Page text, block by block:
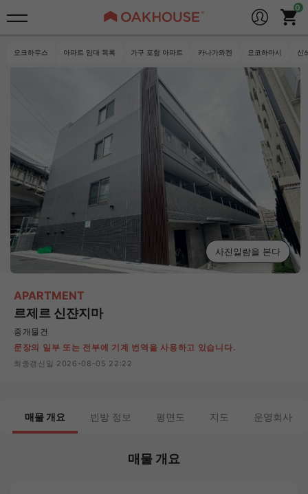
오크하우스 아파트 임대 목록 가구 포함 아파트 카나가와켄 요코하마시 신
사진일람을 본다
APARTMENT
르제르 신쟌지마
중개물건
문장의 일부 또는 전부에 기계 번역을 사용하고 있습니다.
최종갱신일 2026-08-05 22:22
매물 개요 빈방 정보 평면도 지도 운영회사
매물 개요